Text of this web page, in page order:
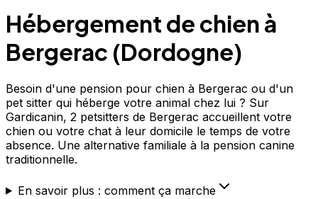
Hébergement de chien à
Bergerac (Dordogne)
Besoin d'une pension pour chien à Bergerac ou d'un
pet sitter qui héberge votre animal chez lui ? Sur
Gardicanin, 2 petsitters de Bergerac accueillent votre
chien ou votre chat à leur domicile le temps de votre
absence. Une alternative familiale à la pension canine
traditionnelle.
En savoir plus : comment ça marche